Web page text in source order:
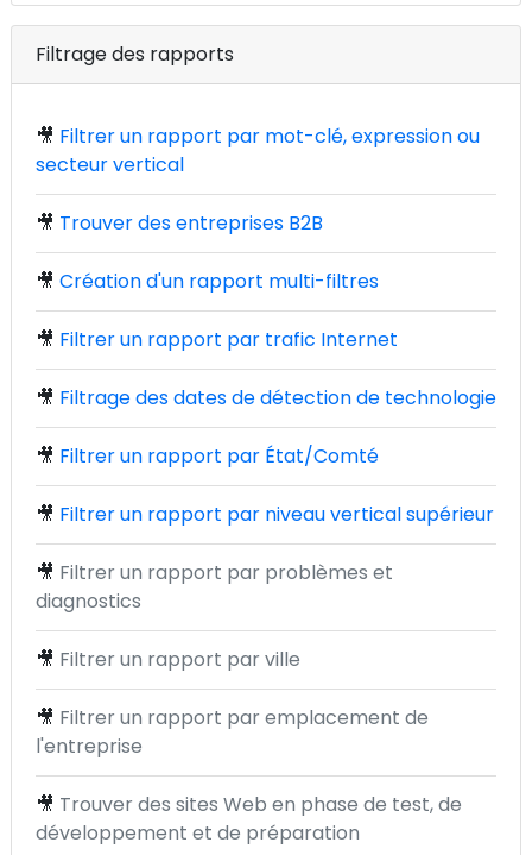
Filtrage des rapports
🎥 Filtrer un rapport par mot-clé, expression ou
secteur vertical
🎥 Trouver des entreprises B2B
🎥 Création d'un rapport multi-filtres
🎥 Filtrer un rapport par trafic Internet
🎥 Filtrage des dates de détection de technologie
🎥 Filtrer un rapport par État/Comté
🎥 Filtrer un rapport par niveau vertical supérieur
🎥 Filtrer un rapport par problèmes et
diagnostics
🎥 Filtrer un rapport par ville
🎥 Filtrer un rapport par emplacement de
l'entreprise
🎥 Trouver des sites Web en phase de test, de
développement et de préparation